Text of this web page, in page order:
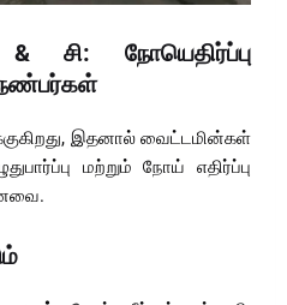
சி: நோயெதிர்ப்பு
இதனால் வைட்டமின்கள்
மற்றும் நோய் எதிர்ப்பு